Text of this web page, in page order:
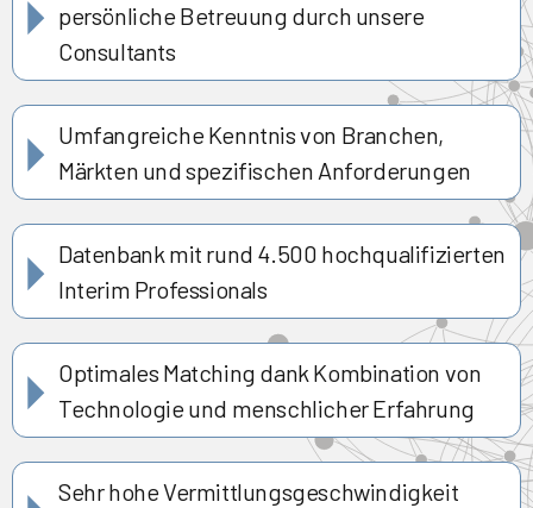
persönliche Betreuung durch unsere
Consultants
Umfangreiche Kenntnis von Branchen,
Märkten und spezifischen Anforderungen
Datenbank mit rund 4.500 hochqualifizierten
Interim Professionals
Optimales Matching dank Kombination von
Technologie und menschlicher Erfahrung
Sehr hohe Vermittlungsgeschwindigkeit